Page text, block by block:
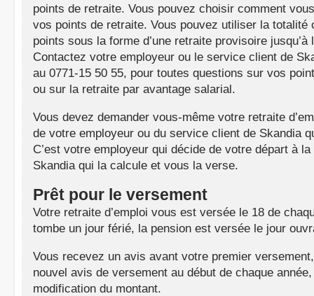
points de retraite. Vous pouvez choisir comment
vos points de retraite. Vous pouvez utiliser la totalité
points sous la forme d’une retraite provisoire jusqu’à
Contactez votre employeur ou le service client de
au 0771-15 50 55, pour toutes questions sur vos
ou sur la retraite par avantage salarial.
Vous devez demander vous-même votre retraite
de votre employeur ou du service client de Skandia
C’est votre employeur qui décide de votre départ à
Skandia qui la calcule et vous la verse.
Prêt pour le versement
Votre retraite d’emploi vous est versée le 18 de
tombe un jour férié, la pension est versée le jour
Vous recevez un avis avant votre premier
nouvel avis de versement au début de chaque
modification du montant.